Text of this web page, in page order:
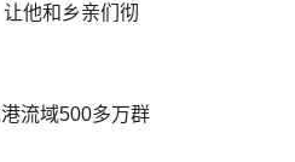
他和乡亲们彻
流域500多万群